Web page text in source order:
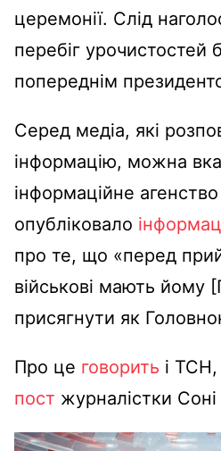
церемонії. Слід
перебіг урочистостей
попереднім
Серед медіа, які
інформацію, можна
інформаційне
опубліковало
про те, що «перед
військові мають йому
присягнути як
Про це говорить і
пост журналістки Соні